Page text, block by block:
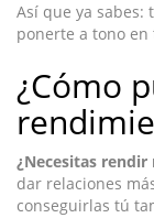
Así que ya sabes:
ponerte a tono en
¿Cómo
¿Necesitas rendir
dar relaciones
conseguirlas tú